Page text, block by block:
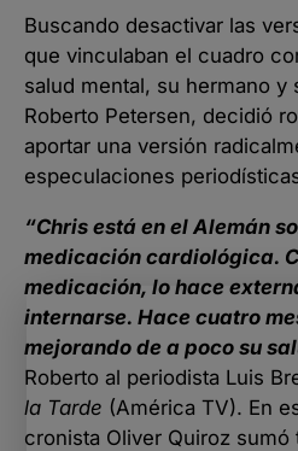
Buscando desactivar las
que vinculaban el cuadro
salud mental, su hermano y
Roberto Petersen, decidió
aportar una versión
especulaciones
“Chris está en el Alemán
medicación cardiológica.
medicación, lo hace
internarse. Hace cuatro
mejorando de a poco su
Roberto al periodista Luis
la Tarde (América TV). En
cronista Oliver Quiroz sumó